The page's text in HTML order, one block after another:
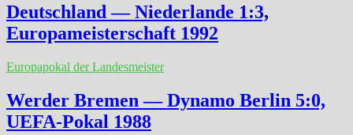
Deutschland — Niederlande 1:3,
Europameisterschaft 1992
Europapokal der Landesmeister
Werder Bremen — Dynamo Berlin 5:0,
UEFA-Pokal 1988